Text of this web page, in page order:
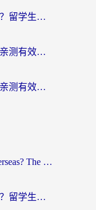
海外可以看西瓜视频吗安全吗？留学生亲测：3步解决回国追剧难题，附靠谱加速器推荐
国外如何听歌的软件？海外党亲测有效的回国加速器指南
国外怎么用咪咕音乐？海外党亲测有效的听歌自由指南
How to Play Lineage (天堂) Overseas? The Ultimate Guide to Choosing the Best Chinese Server Game Accelerator (在国外打天堂加速器)
在国外怎么打冰原守卫者不卡？留学生亲测的国服游戏加速指南